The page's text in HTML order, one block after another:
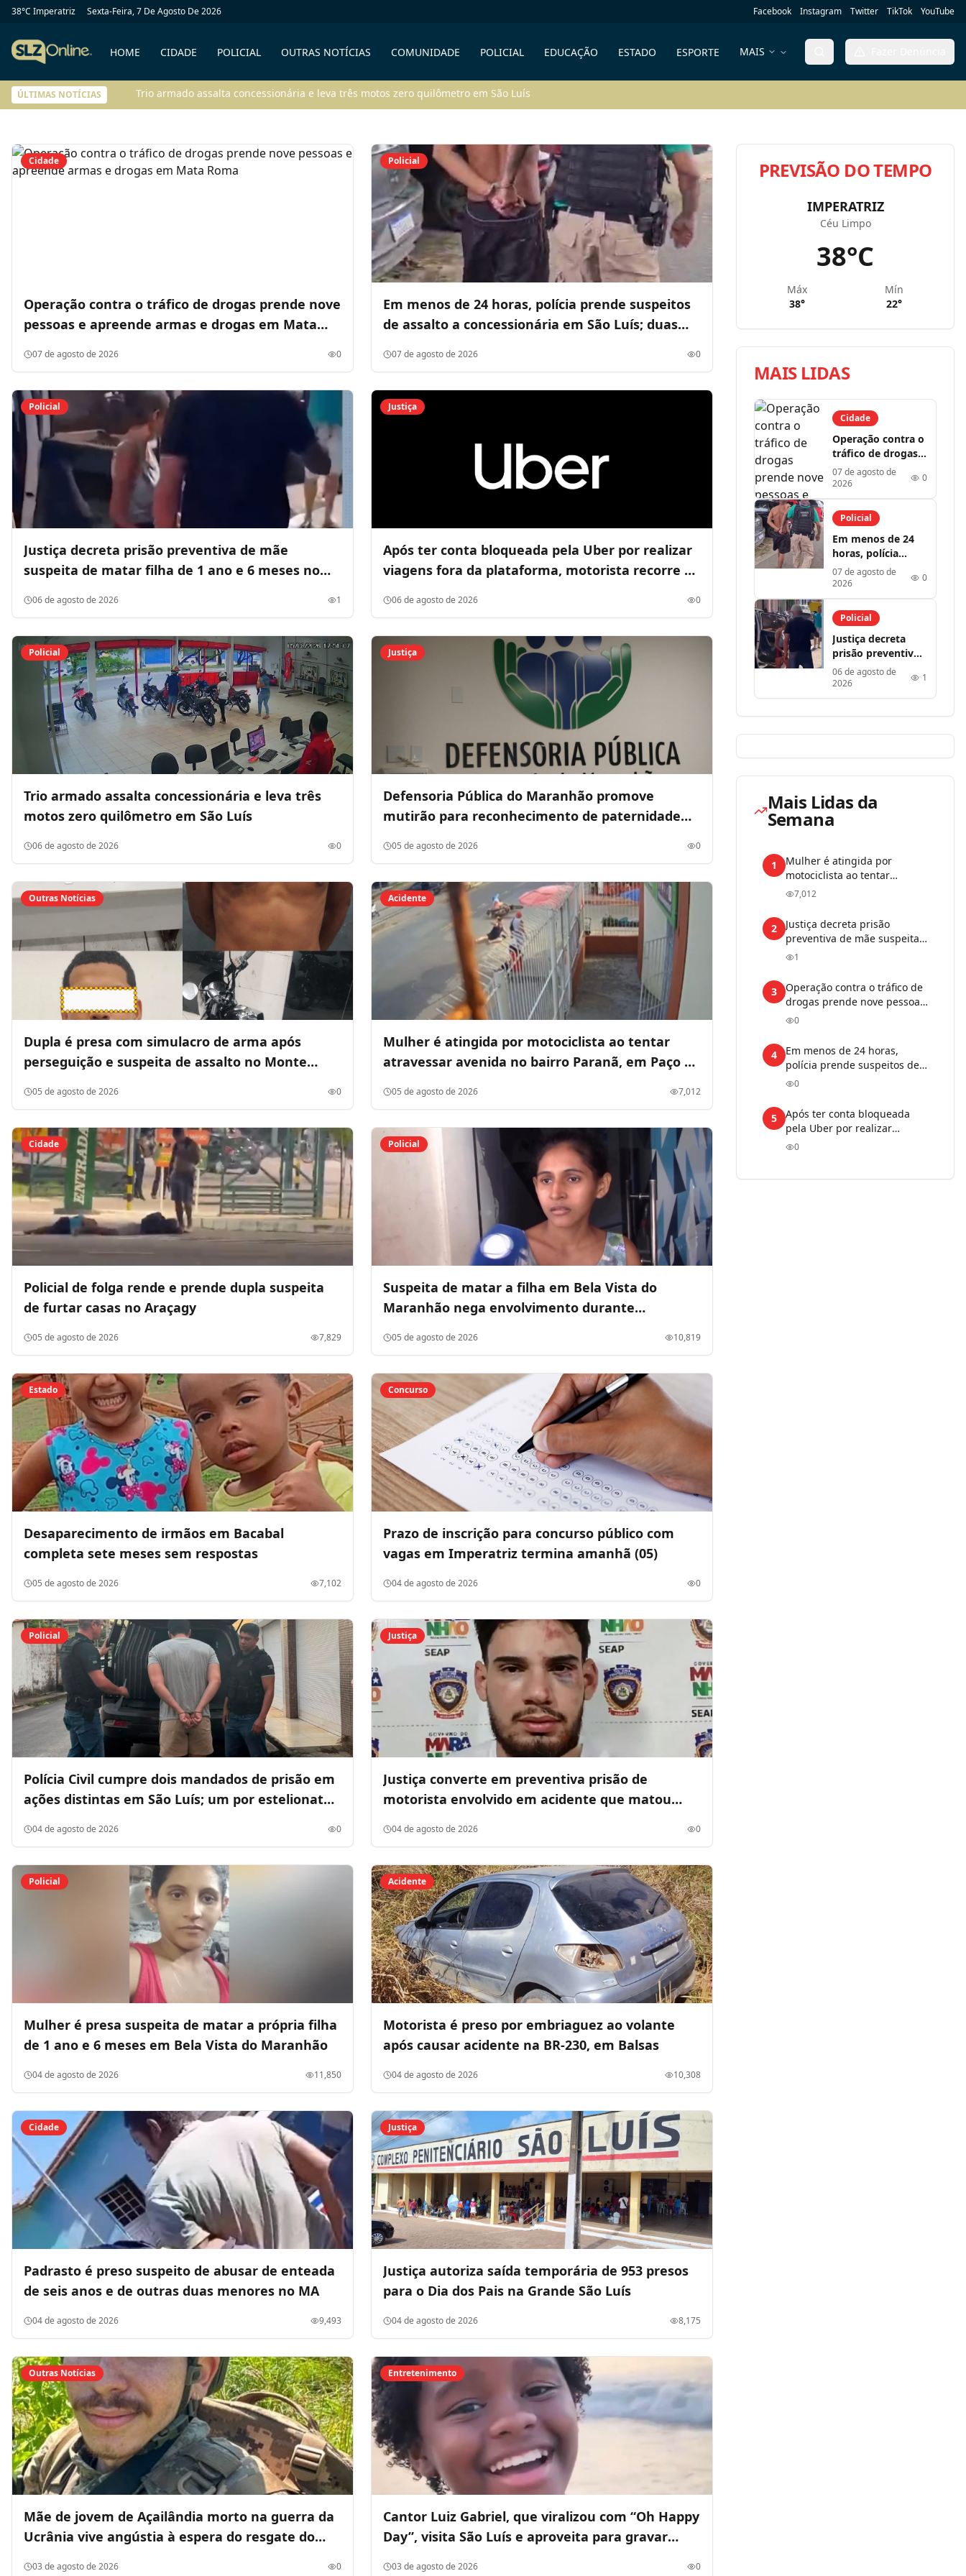
38°C Imperatriz Sexta-Feira, 7 De Agosto De 2026 Facebook Instagram Twitter TikTok YouTube
HOME CIDADE POLICIAL OUTRAS NOTÍCIAS COMUNIDADE POLICIAL EDUCAÇÃO ESTADO ESPORTE MAIS
ÚLTIMAS NOTÍCIAS Trio armado assalta concessionária e leva três motos zero quilômetro em São Luís
Cidade
Operação contra o tráfico de drogas prende nove
pessoas e apreende armas e drogas em Mata
07 de agosto de 2026 0
Policial
Em menos de 24 horas, polícia prende suspeitos
de assalto a concessionária em São Luís; duas
07 de agosto de 2026 0
Policial
Justiça decreta prisão preventiva de mãe
suspeita de matar filha de 1 ano e 6 meses no
06 de agosto de 2026 1
Justiça
Após ter conta bloqueada pela Uber por realizar
viagens fora da plataforma, motorista recorre à
06 de agosto de 2026 0
Policial
Trio armado assalta concessionária e leva três
motos zero quilômetro em São Luís
06 de agosto de 2026 0
Justiça
Defensoria Pública do Maranhão promove
mutirão para reconhecimento de paternidade
05 de agosto de 2026 0
Outras Notícias
Dupla é presa com simulacro de arma após
perseguição e suspeita de assalto no Monte
05 de agosto de 2026 0
Acidente
Mulher é atingida por motociclista ao tentar
atravessar avenida no bairro Paranã, em Paço do
05 de agosto de 2026 7,012
Cidade
Policial de folga rende e prende dupla suspeita
de furtar casas no Araçagy
05 de agosto de 2026 7,829
Policial
Suspeita de matar a filha em Bela Vista do
Maranhão nega envolvimento durante
05 de agosto de 2026 10,819
Estado
Desaparecimento de irmãos em Bacabal
completa sete meses sem respostas
05 de agosto de 2026 7,102
Concurso
Prazo de inscrição para concurso público com
vagas em Imperatriz termina amanhã (05)
04 de agosto de 2026 0
Policial
Polícia Civil cumpre dois mandados de prisão em
ações distintas em São Luís; um por estelionato
04 de agosto de 2026 0
Justiça
Justiça converte em preventiva prisão de
motorista envolvido em acidente que matou
04 de agosto de 2026 0
Policial
Mulher é presa suspeita de matar a própria filha
de 1 ano e 6 meses em Bela Vista do Maranhão
04 de agosto de 2026 11,850
Acidente
Motorista é preso por embriaguez ao volante
após causar acidente na BR-230, em Balsas
04 de agosto de 2026 10,308
Cidade
Padrasto é preso suspeito de abusar de enteada
de seis anos e de outras duas menores no MA
04 de agosto de 2026 9,493
Justiça
Justiça autoriza saída temporária de 953 presos
para o Dia dos Pais na Grande São Luís
04 de agosto de 2026 8,175
Outras Notícias
Mãe de jovem de Açailândia morto na guerra da
Ucrânia vive angústia à espera do resgate do
03 de agosto de 2026 0
Entretenimento
Cantor Luiz Gabriel, que viralizou com “Oh Happy
Day”, visita São Luís e aproveita para gravar
03 de agosto de 2026 0
PREVISÃO DO TEMPO
IMPERATRIZ
Céu Limpo
38°C
Máx
38°
Mín
22°
MAIS LIDAS
Cidade
Operação contra o
tráfico de drogas
prende nove
pessoas e
apreende armas e
drogas em Mata
Roma
07 de agosto de
2026
0
Policial
Em menos de 24
horas, polícia
prende suspeitos
de assalto a
concessionária em
São Luís; duas
motos são
recuperadas
07 de agosto de
2026
0
Policial
Justiça decreta
prisão preventiva
de mãe suspeita
de matar filha de 1
ano e 6 meses no
06 de agosto de
2026
1
Mais Lidas da
Semana
1
Mulher é atingida por
motociclista ao tentar
atravessar avenida no bairro
7,012
2
Justiça decreta prisão
preventiva de mãe suspeita
de matar filha de 1 ano e 6
1
3
Operação contra o tráfico de
drogas prende nove pessoas
e apreende armas e drogas
0
4
Em menos de 24 horas,
polícia prende suspeitos de
assalto a concessionária em
recuperadas
0
5
Após ter conta bloqueada
pela Uber por realizar
viagens fora da plataforma,
0